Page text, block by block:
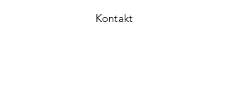
Kontakt